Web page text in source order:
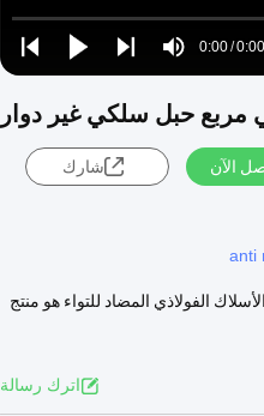
Play
Play
Play
Mute
Time
0:00/0:00
Loaded:
0%
حبل سلكي غير دوار
الآن شارك
anti
الأسلاك الفولاذي المضاد للتواء هو منتج
اترك رسالة